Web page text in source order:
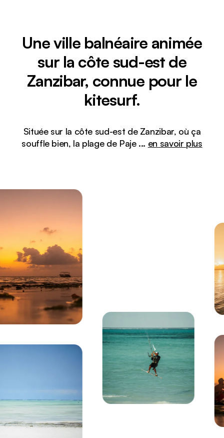
Une ville balnéaire animée
sur la côte sud-est de
Zanzibar, connue pour le
kitesurf.
Située sur la côte sud-est de Zanzibar, où ça
souffle bien, la plage de Paje ... en savoir plus